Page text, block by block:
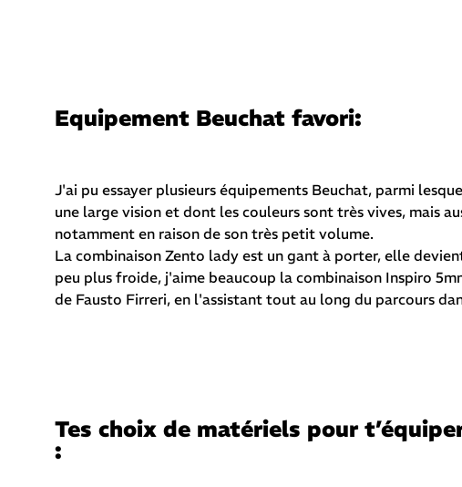
Equipement Beuchat favori:
J'ai pu essayer plusieurs équipements Beuchat, parmi
une large vision et dont les couleurs sont très vives, mais
notamment en raison de son très petit volume.
La combinaison Zento lady est un gant à porter, elle
peu plus froide, j'aime beaucoup la combinaison Inspiro
de Fausto Firreri, en l'assistant tout au long du parcours
Tes choix de matériels pour
: